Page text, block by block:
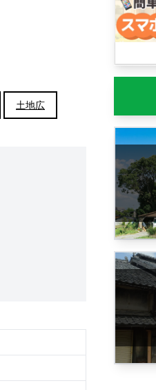
土地広